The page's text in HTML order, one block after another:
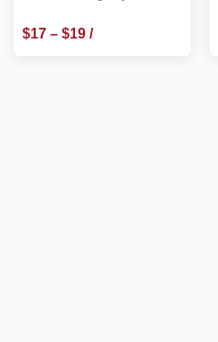
$17– $19/